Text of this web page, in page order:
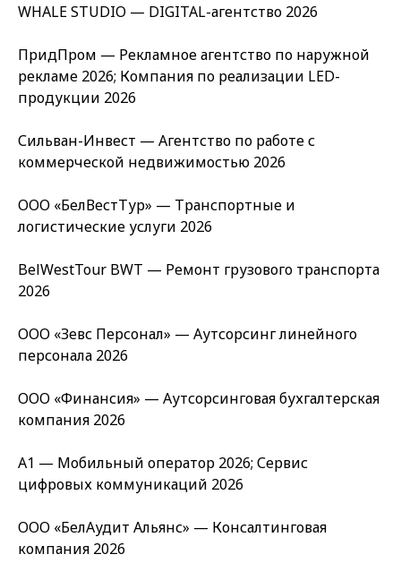
WHALE STUDIO — DIGITAL-агентство 2026
ПридПром — Рекламное агентство по наружной
рекламе 2026; Компания по реализации LED-
продукции 2026
Сильван-Инвест — Агентство по работе с
коммерческой недвижимостью 2026
ООО «БелВестТур» — Транспортные и
логистические услуги 2026
BelWestTour BWT — Ремонт грузового транспорта
2026
ООО «Зевс Персонал» — Аутсорсинг линейного
персонала 2026
ООО «Финансия» — Аутсорсинговая бухгалтерская
компания 2026
А1 — Мобильный оператор 2026; Сервис
цифровых коммуникаций 2026
ООО «БелАудит Альянс» — Консалтинговая
компания 2026